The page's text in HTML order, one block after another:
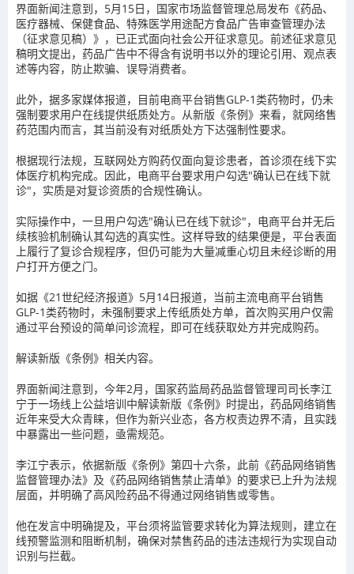
界面新闻注意到，5月15日，国家市场监督管理总局发布《药品、
医疗器械、保健食品、特殊医学用途配方食品广告审查管理办法
（征求意见稿）》，已正式面向社会公开征求意见。前述征求意见
稿明文提出，药品广告中不得含有说明书以外的理论引用、观点表
述等内容，防止欺骗、误导消费者。
此外，据多家媒体报道，目前电商平台销售GLP-1类药物时，仍未
强制要求用户在线提供纸质处方。从新版《条例》来看，就网络售
药范围内而言，其当前没有对纸质处方下达强制性要求。
根据现行法规，互联网处方购药仅面向复诊患者，首诊须在线下实
体医疗机构完成。因此，电商平台要求用户勾选"确认已在线下就
诊"，实质是对复诊资质的合规性确认。
实际操作中，一旦用户勾选"确认已在线下就诊"，电商平台并无后
续核验机制确认其勾选的真实性。这样导致的结果便是，平台表面
上履行了复诊合规程序，但仍可能为大量减重心切且未经诊断的用
户打开方便之门。
如据《21世纪经济报道》5月14日报道，当前主流电商平台销售
GLP-1类药物时，未强制要求上传纸质处方单，首次购买用户仅需
通过平台预设的简单问诊流程，即可在线获取处方并完成购药。
解读新版《条例》相关内容。
界面新闻注意到，今年2月，国家药监局药品监督管理司司长李江
宁于一场线上公益培训中解读新版《条例》时提出，药品网络销售
近年来受大众青睐，但作为新兴业态，各方权责边界不清，且实践
中暴露出一些问题，亟需规范。
李江宁表示，依据新版《条例》第四十六条，此前《药品网络销售
监督管理办法》及《药品网络销售禁止清单》的要求已上升为法规
层面，并明确了高风险药品不得通过网络销售或零售。
他在发言中明确提及，平台须将监管要求转化为算法规则，建立在
线预警监测和阻断机制，确保对禁售药品的违法违规行为实现自动
识别与拦截。